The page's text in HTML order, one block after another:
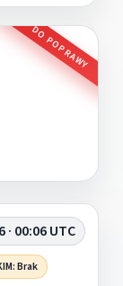
DO POPRAWY
· 00:06 UTC
Brak